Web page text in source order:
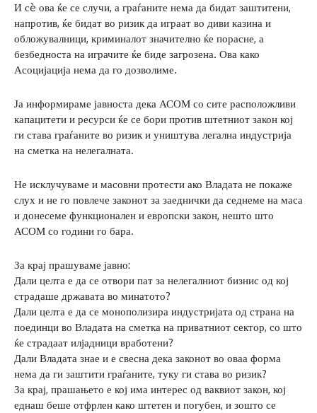
И сè ова ќе се случи, а граѓаните нема да бидат заштитени,
напротив, ќе бидат во ризик да играат во диви казина и
обложувалници, криминалот значително ќе порасне, а
безбедноста на играчите ќе биде загрозена. Ова како
Асоцијација нема да го дозволиме.
Ја информираме јавноста дека АСОМ со сите расположливи
капацитети и ресурси ќе се бори против штетниот закон кој
ги става граѓаните во ризик и уништува легална индустрија
на сметка на нелегалната.
Не исклучуваме и масовни протести ако Владата не покаже
слух и не го повлече законот за заеднички да седнеме на маса
и донесеме функционален и европски закон, нешто што
АСОМ со години го бара.
За крај прашуваме јавно:
Дали целта е да се отвори пат за нелегалниот бизнис од кој
страдаше државата во минатото?
Дали целта е да се монополизира индустријата од страна на
поединци во Владата на сметка на приватниот сектор, со што
ќе страдаат илјадници вработени?
Дали Владата знае и е свесна дека законот во оваа форма
нема да ги заштити граѓаните, туку ги става во ризик?
За крај, прашањето е кој има интерес од ваквиот закон, кој
еднаш беше отфрлен како штетен и погубен, и зошто се